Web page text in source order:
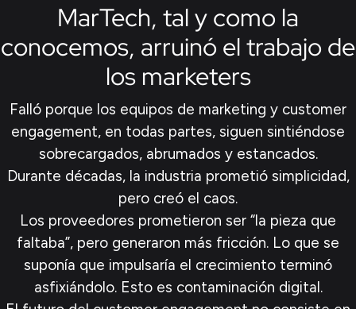
MarTech, tal y como la
conocemos, arruinó el trabajo de
los marketers
Falló porque los equipos de marketing y customer
engagement, en todas partes, siguen sintiéndose
sobrecargados, abrumados y estancados.
Durante décadas, la industria prometió simplicidad,
pero creó el caos.
Los proveedores prometieron ser “la pieza que
faltaba”, pero generaron más fricción. Lo que se
suponía que impulsaría el crecimiento terminó
asfixiándolo. Esto es contaminación digital.